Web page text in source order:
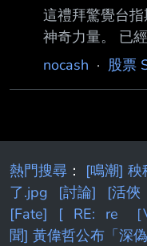
這禮拜驚覺台
神奇力量。 已
有期貨高手可
nocash · 股票
熱門搜尋 ： [鳴潮] 秧
了.jpg
[討論] [活俠
[Fate]
[ RE: re
聞] 黃偉哲公布「深